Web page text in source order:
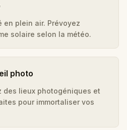
en plein air. Prévoyez
solaire selon la météo.
photo
des lieux photogéniques et
pour immortaliser vos